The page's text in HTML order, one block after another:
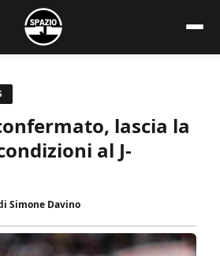
lascia la
al J-
Simone Davino